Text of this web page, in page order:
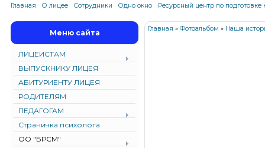
Главная О лицее Сотрудники Одно окно Ресурсный центр по подготовке
Меню сайта
ЛИЦЕИСТАМ
ВЫПУСКНИКУ ЛИЦЕЯ
АБИТУРИЕНТУ ЛИЦЕЯ
РОДИТЕЛЯМ
ПЕДАГОГАМ
Страничка психолога
ОО "БРСМ"
Главная » Фотоальбом » Наша